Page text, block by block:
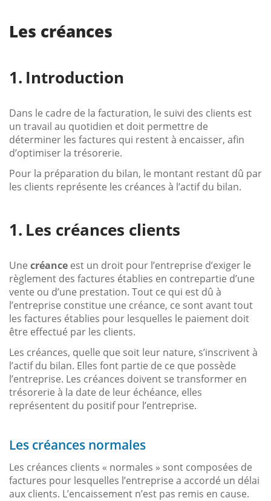
Les créances
Introduction
Dans le cadre de la facturation, le suivi des clients est
un travail au quotidien et doit permettre de
déterminer les factures qui restent à encaisser, afin
d’optimiser la trésorerie.
Pour la préparation du bilan, le montant restant dû par
les clients représente les créances à l’actif du bilan.
Les créances clients
Une créance est un droit pour l’entreprise d’exiger le
règlement des factures établies en contrepartie d’une
vente ou d’une prestation. Tout ce qui est dû à
l’entreprise constitue une créance, ce sont avant tout
les factures établies pour lesquelles le paiement doit
être effectué par les clients.
Les créances, quelle que soit leur nature, s’inscrivent à
l’actif du bilan. Elles font partie de ce que possède
l’entreprise. Les créances doivent se transformer en
trésorerie à la date de leur échéance, elles
représentent du positif pour l’entreprise.
Les créances normales
Les créances clients « normales » sont composées de
factures pour lesquelles l’entreprise a accordé un délai
aux clients. L’encaissement n’est pas remis en cause.